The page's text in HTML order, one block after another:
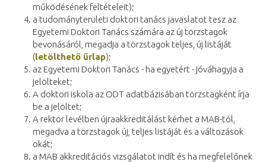
működésének feltételeit);
a tudományterületi doktori tanács javaslatot tesz az
Egyetemi Doktori Tanács számára az új törzstagok
bevonásáról, megadja a törzstagok teljes, új listáját
(letölthető űrlap);
az Egyetemi Doktori Tanács - ha egyetért - jóváhagyja a
jelölteket;
A doktori iskola az ODT adatbázisában törzstagként írja
be a jelöltet;
A rektor levélben újraakkreditálást kérhet a MAB-tól,
megadva a törzstagok új, teljes listáját és a változások
okát;
a MAB akkreditációs vizsgálatot indít és ha megfelelőnek